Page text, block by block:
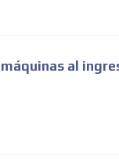
al